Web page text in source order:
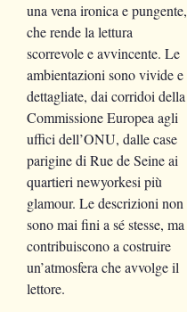
una vena ironica e pungente,
che rende la lettura
scorrevole e avvincente. Le
ambientazioni sono vivide e
dettagliate, dai corridoi della
Commissione Europea agli
uffici dell’ONU, dalle case
parigine di Rue de Seine ai
quartieri newyorkesi più
glamour. Le descrizioni non
sono mai fini a sé stesse, ma
contribuiscono a costruire
un’atmosfera che avvolge il
lettore.